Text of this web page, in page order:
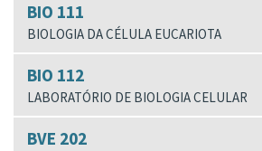
BIO 111
BIOLOGIA DA CÉLULA EUCARIOTA
BIO 112
LABORATÓRIO DE BIOLOGIA CELULAR
BVE 202